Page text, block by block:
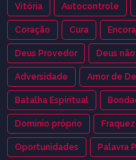
Vitória Autocontrole
Coração Cura
Deus Provedor Deus
Adversidade Amor de
Batalha Espiritual
Dominio próprio
Oportunidades Palavra